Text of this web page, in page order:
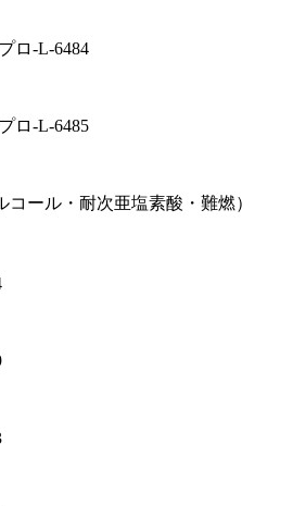
コール・耐次亜塩素酸・難燃）